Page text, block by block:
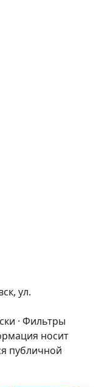
ул.
· Фильтры
носит
публичной